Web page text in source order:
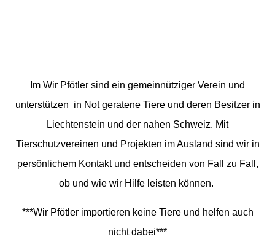
Im Wir Pfötler sind ein gemeinnütziger Verein und
unterstützen in Not geratene Tiere und deren Besitzer in
Liechtenstein und der nahen Schweiz. Mit
Tierschutzvereinen und Projekten im Ausland sind wir in
persönlichem Kontakt und entscheiden von Fall zu Fall,
ob und wie wir Hilfe leisten können.
***Wir Pfötler importieren keine Tiere und helfen auch
nicht dabei***